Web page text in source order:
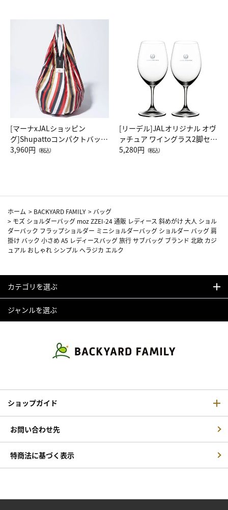
[マーナxJALショッピン
グ]Shupattoコンパクトバッグ
Drop JAL客室乗務員（LC）ス
3,960円 （税込）
[リーデル]JALオリジナル オヴ
ァチュア ワイングラス2脚セッ
ト（レッドワイン）
5,280円 （税込）
ホーム > BACKYARD FAMILY > バッグ
> モズ ショルダーバッグ moz ZZEI-24 通販 レディース 斜めがけ 大人 ショル
ダーバック フラップショルダー ミニショルダーバッグ ショルダー バッグ 肩
掛け バック 小さめ A5 レディースバッグ 旅行 サブバッグ ブランド 北欧 カジ
ュアル おしゃれ シンプル ヘラジカ エルク
カテゴリを選ぶ
ジャンルを選ぶ
ショップガイド
お問い合わせ先
特商法に基づく表示